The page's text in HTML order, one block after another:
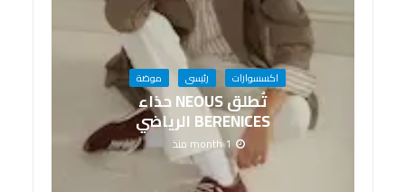
اكسسوارات رئيسى موضة
تُطلق NEOUS حذاء
BERENICES الرياضي
1 month منذ